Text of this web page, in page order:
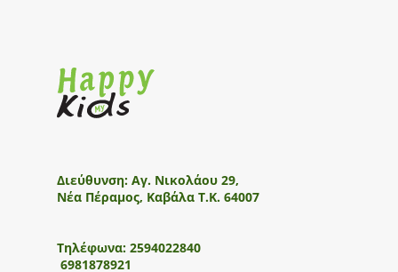
Διεύθυνση: Αγ. Νικολάου 29,
Νέα Πέραμος, Καβάλα Τ.Κ. 64007
Τηλέφωνα: 2594022840
6981878921